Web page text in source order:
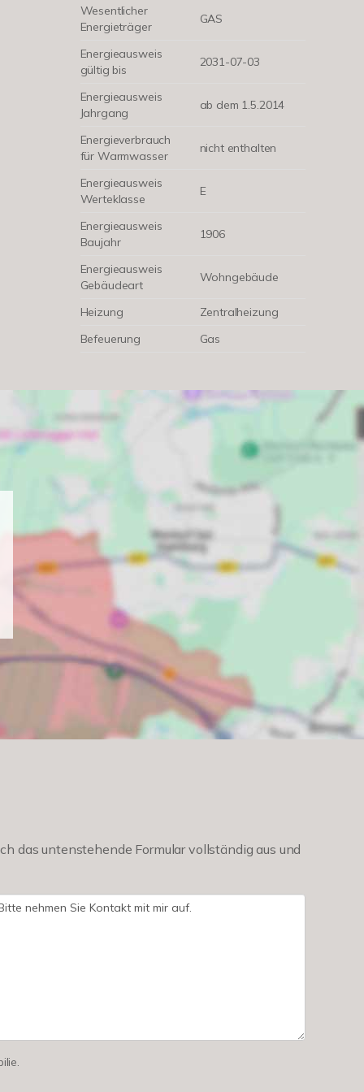
Wesentlicher
Energieträger
GAS
Energieausweis
gültig bis
2031-07-03
Energieausweis
Jahrgang
ab dem 1.5.2014
Energieverbrauch
für Warmwasser
nicht enthalten
Energieausweis
Werteklasse
E
Energieausweis
Baujahr
1906
Energieausweis
Gebäudeart
Wohngebäude
Heizung
Zentralheizung
Befeuerung
Gas
das untenstehende Formular vollständig aus und